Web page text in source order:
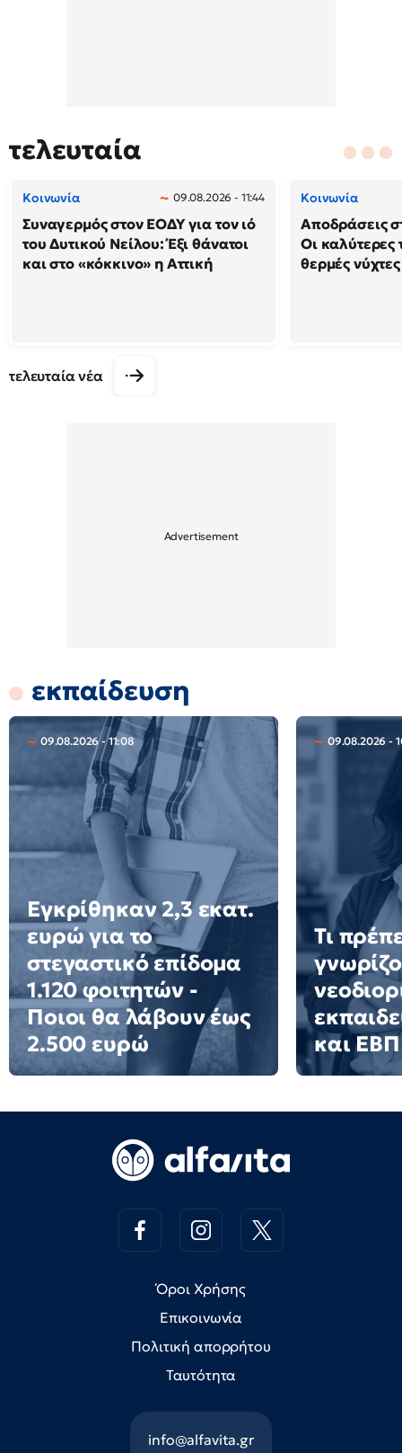
τελευταία
Κοινωνία 09.08.2026 - 11:44
Συναγερμός στον ΕΟΔΥ για τον ιό
του Δυτικού Νείλου: Έξι θάνατοι
και στο «κόκκινο» η Αττική
Κοινωνία
Αποδράσεις
Οι καλύτερες
θερμές
τελευταία νέα
εκπαίδευση
09.08.2026 - 11:08
Εγκρίθηκαν 2,3 εκατ.
ευρώ για το
στεγαστικό επίδομα
1.120 φοιτητών -
Ποιοι θα λάβουν έως
2.500 ευρώ
09.08.2026 -
Τι
και ΕΒΠ
Όροι Χρήσης
Επικοινωνία
Πολιτική απορρήτου
Ταυτότητα
info@alfavita.gr